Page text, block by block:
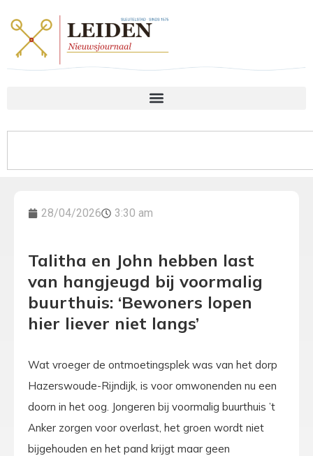
28/04/2026 3:30 am
Talitha en John hebben last
van hangjeugd bij voormalig
buurthuis: ‘Bewoners lopen
hier liever niet langs’
Wat vroeger de ontmoetingsplek was van het dorp
Hazerswoude-Rijndijk, is voor omwonenden nu een
doorn in het oog. Jongeren bij voormalig buurthuis ’t
Anker zorgen voor overlast, het groen wordt niet
bijgehouden en het pand krijgt maar geen